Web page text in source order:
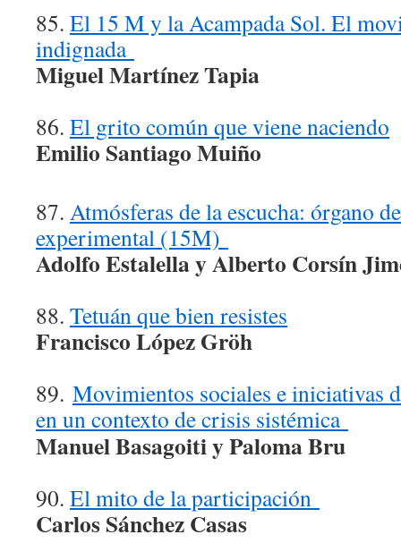
85. El 15 M y la Acampada Sol. El
indignada
Miguel Martínez Tapia
86. El grito común que viene naciendo
Emilio Santiago Muiño
87. Atmósferas de la escucha: órgano
experimental (15M)
Adolfo Estalella y Alberto Corsín
88. Tetuán que bien resistes
Francisco López Gröh
89. Movimientos sociales e iniciativas
en un contexto de crisis sistémica
Manuel Basagoiti y Paloma Bru
90. El mito de la participación
Carlos Sánchez Casas